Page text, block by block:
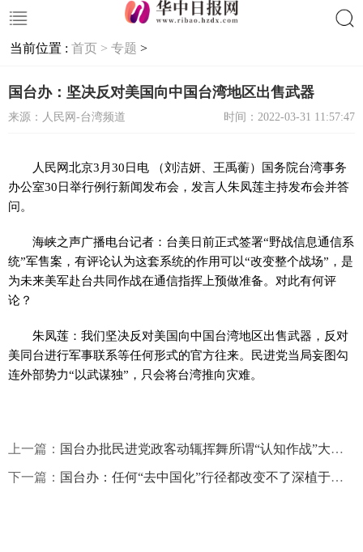
当前位置 : 首页 > 专题 >
国台办：坚决反对美国向中国台湾地区出售武器
来源：人民网-台湾频道 时间：2022-03-31 11:57:47
人民网北京3月30日电 （刘洁妍、王禹蘅）国务院台湾事务
办公室30日举行例行新闻发布会，发言人朱凤莲主持发布会并答
问。
海峡之声广播电台记者： 台美日前正式签署“野战信息通信系
统”军售案，有评论认为这套系统的作用可以“改变整个战场”，是
为未来美军赴台共同作战在通信指挥上预做准备。对此有何评
论？
朱凤莲：我们坚决反对美国向中国台湾地区出售武器，反对
美同台进行军事联系等任何形式的官方往来。民进党当局妄图勾
连外部势力“以武谋独”，只会将台湾推向灾难。
上一篇： 国台办批民进党政客动辄挥舞所谓“认知作战”大棒：心有魔障，走火入魔
下一篇： 国台办：任何“去中国化”行径都改变不了深植于台湾社会的中华文化和民族认同